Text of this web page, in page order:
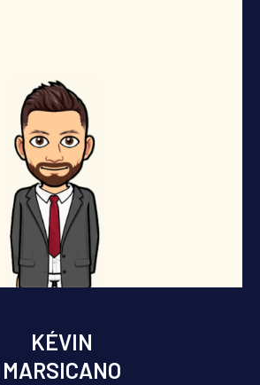
KÉVIN
MARSICANO